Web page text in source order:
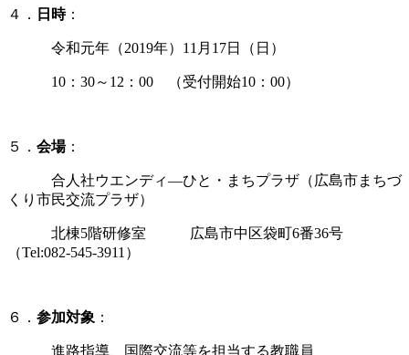
４． 日時：
令和元年（2019年）11月17日（日）
10：30～12：00 （受付開始10：00）
５． 会場：
合人社ウエンディ―ひと・まちプラザ（広島市まちづ
くり市民交流プラザ）
北棟5階研修室
広島市中区袋町6番36号
（Tel:082-545-3911）
６． 参加対象 ：
進路指導、国際交流等を担当する教職員